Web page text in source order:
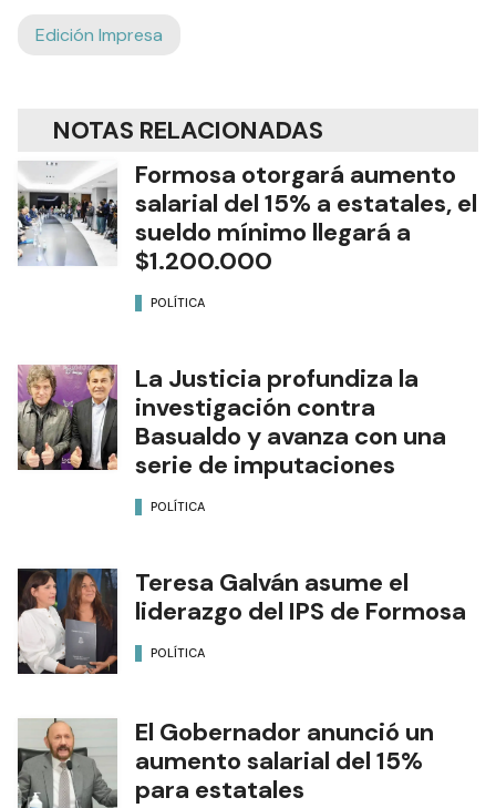
Edición Impresa
NOTAS RELACIONADAS
Formosa otorgará aumento
salarial del 15% a estatales, el
sueldo mínimo llegará a
$1.200.000
POLÍTICA
La Justicia profundiza la
investigación contra
Basualdo y avanza con una
serie de imputaciones
POLÍTICA
Teresa Galván asume el
liderazgo del IPS de Formosa
POLÍTICA
El Gobernador anunció un
aumento salarial del 15%
para estatales